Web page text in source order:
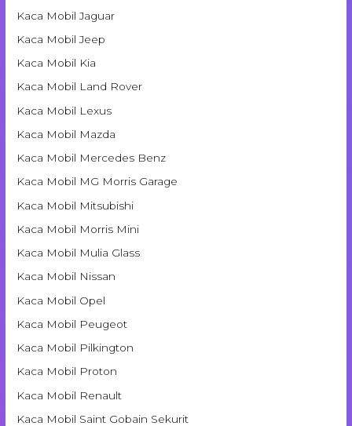
Kaca Mobil Jaguar
Kaca Mobil Jeep
Kaca Mobil Kia
Kaca Mobil Land Rover
Kaca Mobil Lexus
Kaca Mobil Mazda
Kaca Mobil Mercedes Benz
Kaca Mobil MG Morris Garage
Kaca Mobil Mitsubishi
Kaca Mobil Morris Mini
Kaca Mobil Mulia Glass
Kaca Mobil Nissan
Kaca Mobil Opel
Kaca Mobil Peugeot
Kaca Mobil Pilkington
Kaca Mobil Proton
Kaca Mobil Renault
Kaca Mobil Saint Gobain Sekurit